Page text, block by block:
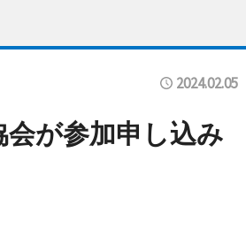
2024.02.05
が参加申し込み